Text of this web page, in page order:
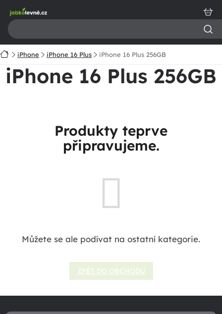
obsah
DomůiPhone iPhone 16 Plus iPhone 16 Plus 256GB
iPhone 16 Plus 256GB
Produkty teprve
připravujeme.
Můžete se ale podívat na ostatní kategorie.
ZPĚT DO OBCHODU